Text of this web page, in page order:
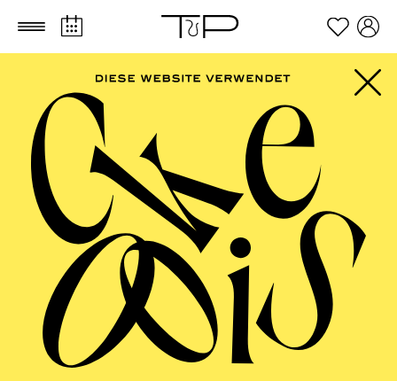
Zum Hauptinhalt springen Zum Footer springen
AALTO
MUSIKTHEATER,
AALTO BALLETT
ESSEN